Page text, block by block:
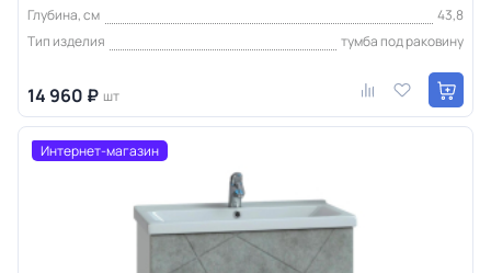
Глубина, см
43,8
Тип изделия
тумба под раковину
14 960 ₽ шт
Интернет-магазин